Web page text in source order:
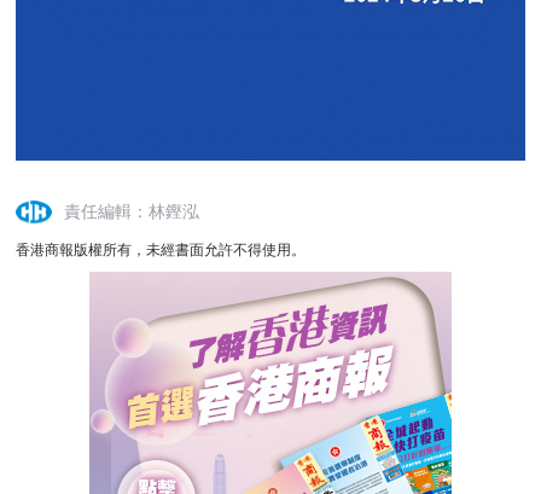
責任編輯：林鏗泓
香港商報版權所有，未經書面允許不得使用。